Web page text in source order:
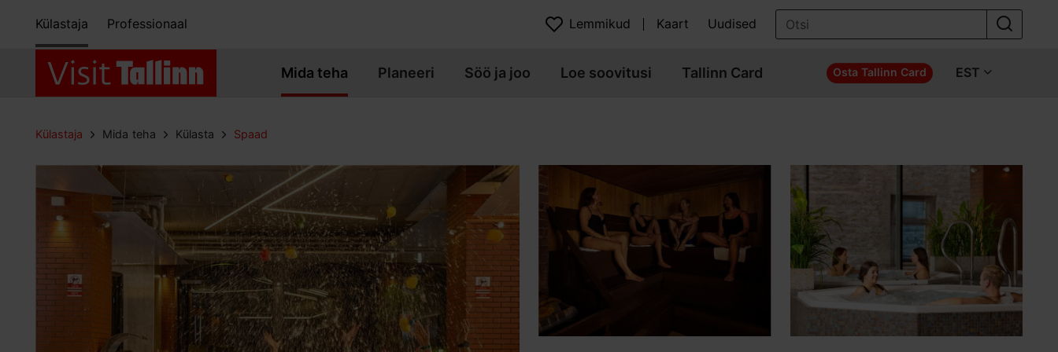
Külastaja Professionaal Lemmikud Kaart Uudised
Mida teha Planeeri Söö ja joo Loe soovitusi Tallinn Card Osta Tallinn Card EST
Külastaja Mida teha Külasta Spaad